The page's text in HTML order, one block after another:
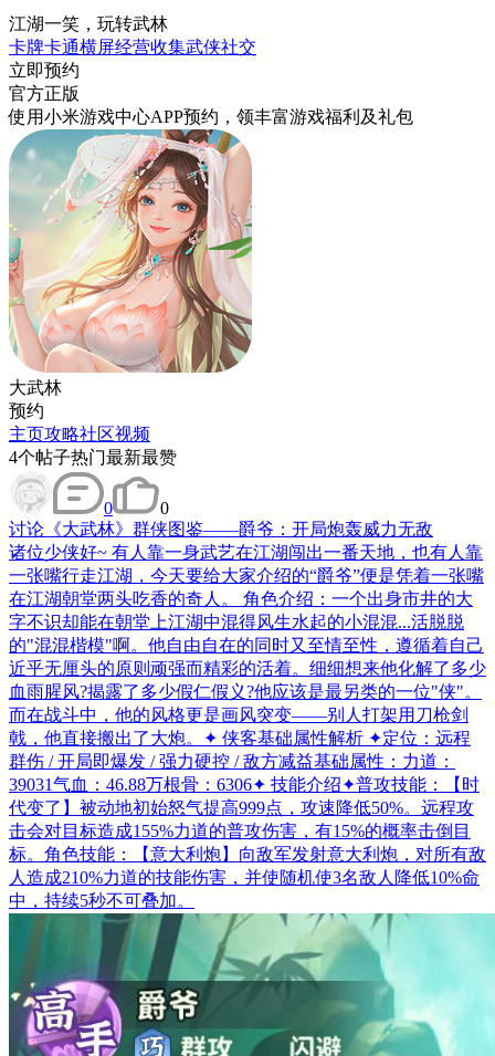
江湖一笑，玩转武林
卡牌卡通横屏经营收集武侠社交
立即预约
官方正版
使用小米游戏中心APP预约 ，领丰富游戏福利 及礼包
大武林
预约
主页攻略社区视频
4个帖子热门最新最赞
0
0
讨论 《大武林》群侠图鉴——爵爷：开局炮轰威力无敌
诸位少侠好~ 有人靠一身武艺在江湖闯出一番天地，也有人靠
一张嘴行走江湖，今天要给大家介绍的“爵爷”便是凭着一张嘴
在江湖朝堂两头吃香的奇人。 角色介绍：一个出身市井的大
字不识却能在朝堂上江湖中混得风生水起的小混混...活脱脱
的"混混楷模"啊。他自由自在的同时又至情至性，遵循着自己
近乎无厘头的原则顽强而精彩的活着。细细想来他化解了多少
血雨腥风?揭露了多少假仁假义?他应该是最另类的一位"侠"。
而在战斗中，他的风格更是画风突变——别人打架用刀枪剑
戟，他直接搬出了大炮。✦ 侠客基础属性解析 ✦定位：远程
群伤 / 开局即爆发 / 强力硬控 / 敌方减益基础属性：力道：
39031气血：46.88万根骨：6306✦ 技能介绍✦普攻技能：【时
代变了】被动地初始怒气提高999点，攻速降低50%。远程攻
击会对目标造成155%力道的普攻伤害，有15%的概率击倒目
标。角色技能：【意大利炮】向敌军发射意大利炮，对所有敌
人造成210%力道的技能伤害，并使随机使3名敌人降低10%命
中，持续5秒不可叠加。